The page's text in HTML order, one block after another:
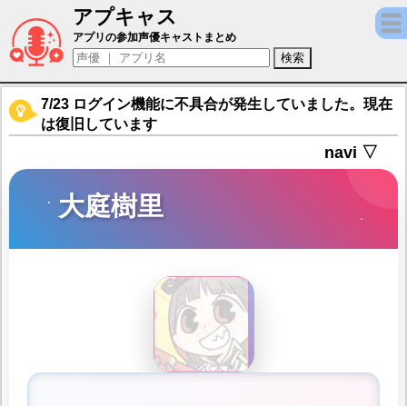
アプキャス
大庭樹里（声優：松本花雪)【マギアレコー
アプリの参加声優キャストまとめ
7/23 ログイン機能に不具合が発生していました。現在
は復旧しています
navi ▽
大庭樹里